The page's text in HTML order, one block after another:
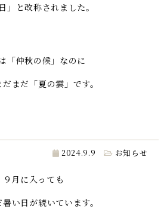
」と改称されました。
「仲秋の候」なのに
まだ「夏の雲」です。
2024.9.9 お知らせ
９月に入っても
い日が続いています。